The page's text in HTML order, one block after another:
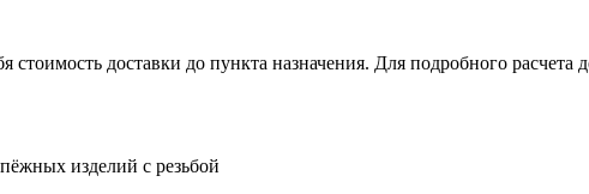
доставки до пункта назначения. Для подробного расчета
изделий с резьбой